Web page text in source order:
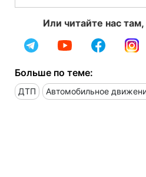
Или читайте нас
Больше по теме:
ДТП Автомобильное